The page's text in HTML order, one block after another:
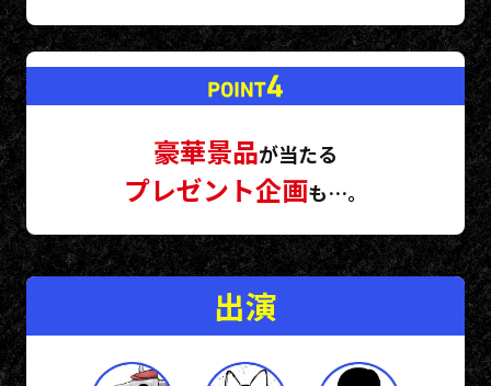
い。
※ご来場者様の安全確保の為、天候・災害や諸事情等の理由に
より、安全面を考慮して止むを得ずイベント内容が変更・中
止になる場合がございます。
※プレゼント・ファンレターを本人に手渡しは可能ですが、飲
※イベント運営にあたり、スタッフがご来場者様の肩や腕に触
れて誘導する場合がございます。予めご了承下さい。
※ゲスト及びスタッフに対し、暴力及び暴言等の行為、その他
スタッフの指示に従っていただけないお客様は、即刻退場し
豪華景品が当たる
プレゼント企画も…。
出演